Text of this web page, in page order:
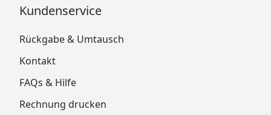
Kundenservice
Rückgabe & Umtausch
Kontakt
FAQs & Hilfe
Rechnung drucken